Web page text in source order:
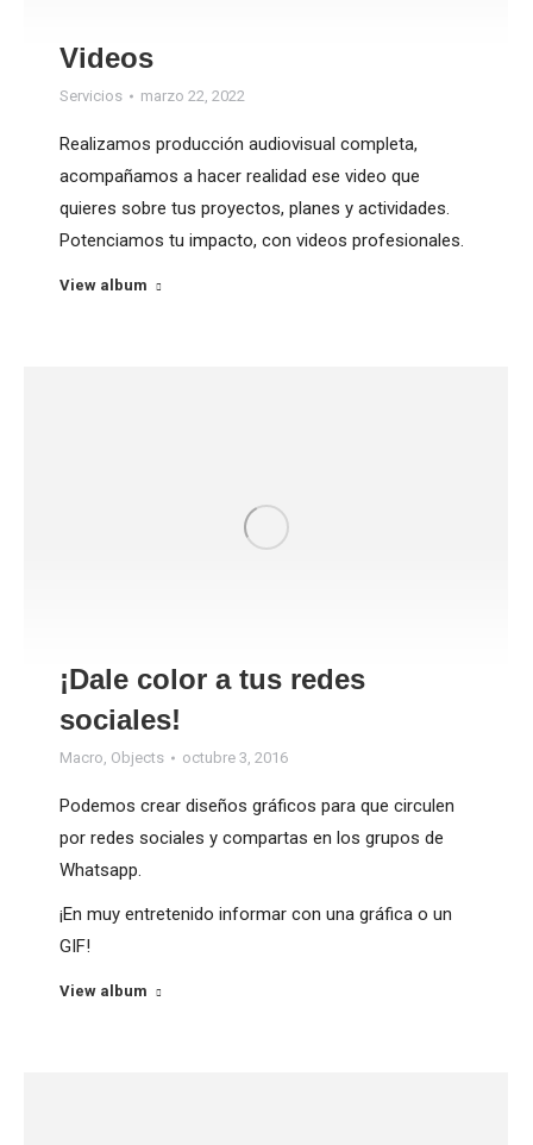
Videos
Servicios marzo 22, 2022
Realizamos producción audiovisual completa,
acompañamos a hacer realidad ese video que
quieres sobre tus proyectos, planes y actividades.
Potenciamos tu impacto, con videos profesionales.
View album
¡Dale color a tus redes
sociales!
Macro, Objects octubre 3, 2016
Podemos crear diseños gráficos para que circulen
por redes sociales y compartas en los grupos de
Whatsapp.
¡En muy entretenido informar con una gráfica o un
GIF!
View album